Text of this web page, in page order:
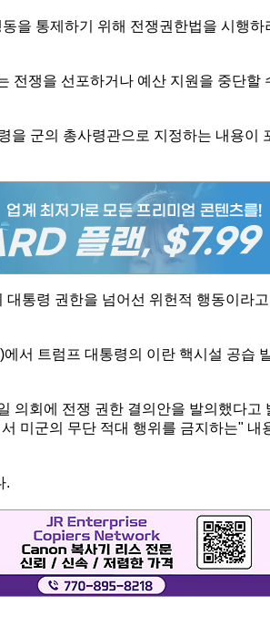
을 통제하기 위해 전쟁권한법을 시행하
전쟁을 선포하거나 예산 지원을 중단할
을 군의 총사령관으로 지정하는 내용이
통령 권한을 넘어선 위헌적 행동이라고
서 트럼프 대통령의 이란 핵시설 공습
의회에 전쟁 권한 결의안을 발의했다고
미군의 무단 적대 행위를 금지하는" 내
.